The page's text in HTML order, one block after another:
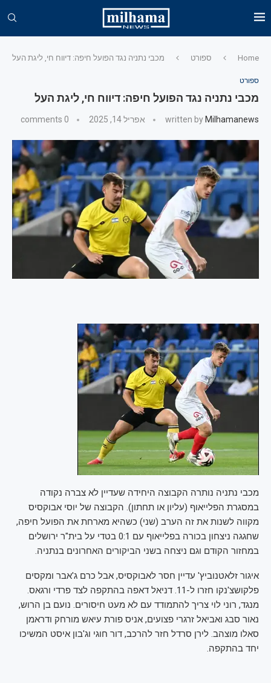
Home ספורט מכבי נתניה נגד הפועל חיפה: דיווח חי, ליגת העל
ספורט
מכבי נתניה נגד הפועל חיפה: דיווח חי, ליגת העל
written by Milhamanews אפריל 14, 2025 0 comments
מכבי נתניה נותרה הקבוצה היחידה שעדיין לא צברה נקודה
במסגרת הפלייאוף (עליון או תחתון). הקבוצה של יוסי אבוקסיס
מקווה לשנות את זה הערב (שני) כשהיא מארחת את הפועל חיפה,
שחגגה ניצחון בכורה בפלייאוף עם 0:1 בטדי על בית"ר ירושלים
במחזור הקודם וגם ניצחה בשני הביקורים האחרונים בנתניה.
איגור זלאטנוביץ' עדיין חסר לאבוקסיס, אבל כרם ג'אבר ומקסים
פלקושצ'נקו חזרו ל-11. דניאל דאפה בהתקפה לצד פרדי ורגאס.
מנגד, רוני לוי צריך להתמודד עם לא מעט חיסורים. נועם בן הרוש,
נאור סבג ואביאל זרגרי פצועים, אניס פורת עיאש מורחק ודראמן
סאלו מוצהב. לירן סרדל חזר להרכב, דור חוגי וג'בון איסט המשיכו
יחד בהתקפה.